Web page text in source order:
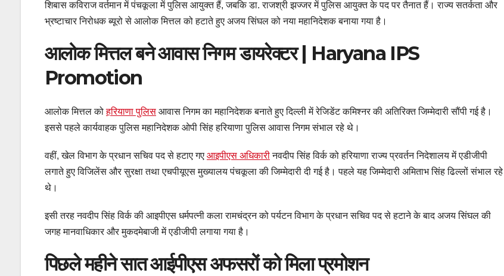
शिबास कविराज वर्तमान में पंचकूला में पुलिस आयुक्त हैं, जबकि डा. राजश्री झज्जर में पुलिस आयुक्त के पद पर तैनात हैं। राज्य सतर्कता और
भ्रष्टाचार निरोधक ब्यूरो से आलोक मित्तल को हटाते हुए अजय सिंघल को नया महानिदेशक बनाया गया है।
आलोक मित्तल बने आवास निगम डायरेक्टर | Haryana IPS
Promotion
आलोक मित्तल कोहरियाणा पुलिस आवास निगम का महानिदेशक बनाते हुए दिल्ली में रेजिडेंट कमिश्नर की अतिरिक्त जिम्मेदारी सौंपी गई है।
इससे पहले कार्यवाहक पुलिस महानिदेशक ओपी सिंह हरियाणा पुलिस आवास निगम संभाल रहे थे।
वहीं, खेल विभाग के प्रधान सचिव पद से हटाए गए आइपीएस अधिकारीनवदीप सिंह विर्क को हरियाणा राज्य प्रवर्तन निदेशालय में एडीजीपी
लगाते हुए विजिलेंस और सुरक्षा तथा एचपीयूएस मुख्यालय पंचकूला की जिम्मेदारी दी गई है। पहले यह जिम्मेदारी अमिताभ सिंह ढिल्लों संभाल रहे
थे।
इसी तरह नवदीप सिंह विर्क की आइपीएस धर्मपत्नी कला रामचंद्रन को पर्यटन विभाग के प्रधान सचिव पद से हटाने के बाद अजय सिंघल की
जगह मानवाधिकार और मुकदमेबाजी में एडीजीपी लगाया गया है।
पिछले महीने सात आईपीएस अफसरों को मिला प्रमोशन